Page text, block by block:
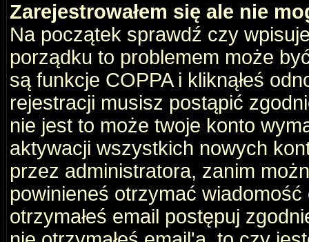
Zarejestrowałem się ale nie
Na początek sprawdź czy
porządku to problemem może
są funkcje COPPA i kliknąłeś
rejestracji musisz postąpić
nie jest to może twoje konto
aktywacji wszystkich nowych
przez administratora, zanim
powinieneś otrzymać
otrzymałeś email postępuj